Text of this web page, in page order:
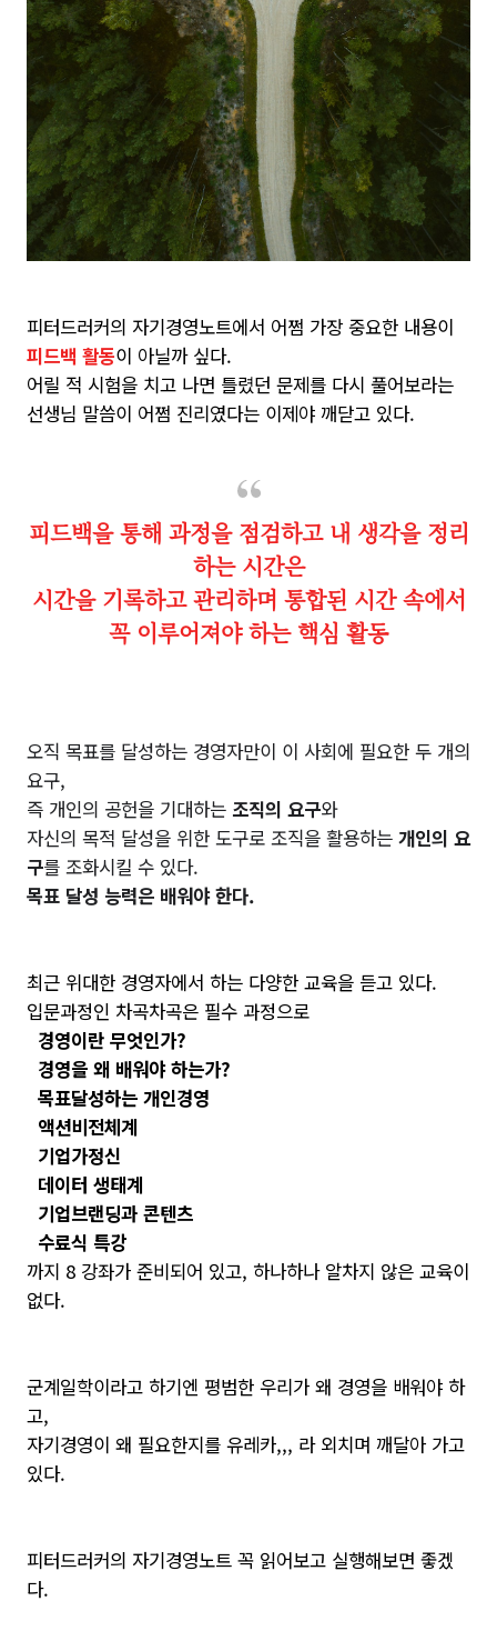
피터드러커의 자기경영노트에서 어쩜 가장 중요한 내용이
피드백 활동이 아닐까 싶다.
어릴 적 시험을 치고 나면 틀렸던 문제를 다시 풀어보라는
선생님 말씀이 어쩜 진리였다는 이제야 깨닫고 있다.
피드백을 통해 과정을 점검하고 내 생각을 정리
하는 시간은
시간을 기록하고 관리하며 통합된 시간 속에서
꼭 이루어져야 하는 핵심 활동
오직 목표를 달성하는 경영자만이 이 사회에 필요한 두 개의
요구,
즉 개인의 공헌을 기대하는 조직의 요구와
자신의 목적 달성을 위한 도구로 조직을 활용하는 개인의 요
구를 조화시킬 수 있다.
목표 달성 능력은 배워야 한다.
최근 위대한 경영자에서 하는 다양한 교육을 듣고 있다.
입문과정인 차곡차곡은 필수 과정으로
경영이란 무엇인가?
경영을 왜 배워야 하는가?
목표달성하는 개인경영
액션비전체계
기업가정신
데이터 생태계
기업브랜딩과 콘텐츠
수료식 특강
까지 8 강좌가 준비되어 있고, 하나하나 알차지 않은 교육이
없다.
군계일학이라고 하기엔 평범한 우리가 왜 경영을 배워야 하
고,
자기경영이 왜 필요한지를 유레카,,, 라 외치며 깨달아 가고
있다.
피터드러커의 자기경영노트 꼭 읽어보고 실행해보면 좋겠
다.